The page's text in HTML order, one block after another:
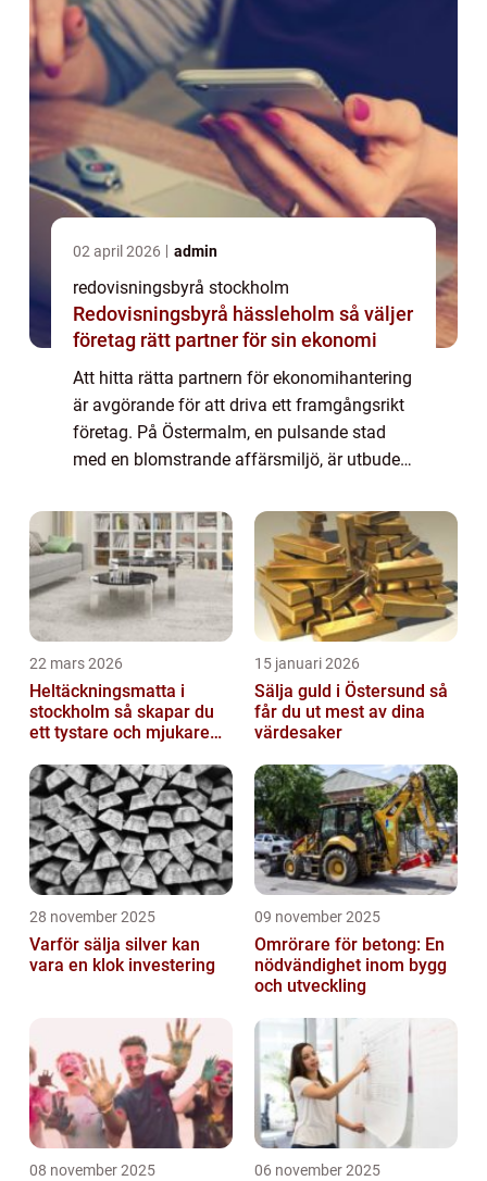
02 april 2026 admin
redovisningsbyrå stockholm
Redovisningsbyrå hässleholm så väljer
företag rätt partner för sin ekonomi
Att hitta rätta partnern för ekonomihantering
är avgörande för att driva ett framgångsrikt
företag. På Östermalm, en pulsande stad
med en blomstrande affärsmiljö, är utbudet
22 mars 2026
Heltäckningsmatta i
stockholm så skapar du
ett tystare och mjukare
15 januari 2026
Sälja guld i Östersund så
får du ut mest av dina
värdesaker
28 november 2025
Varför sälja silver kan
vara en klok investering
09 november 2025
Omrörare för betong: En
nödvändighet inom bygg
och utveckling
08 november 2025 06 november 2025